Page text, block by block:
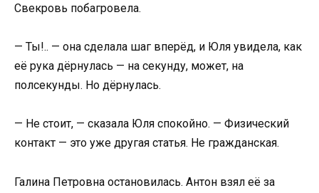
Свекровь побагровела.
— Ты!.. — она сделала шаг вперёд, и Юля увидела, как
её рука дёрнулась — на секунду, может, на
полсекунды. Но дёрнулась.
— Не стоит, — сказала Юля спокойно. — Физический
контакт — это уже другая статья. Не гражданская.
Галина Петровна остановилась. Антон взял её за